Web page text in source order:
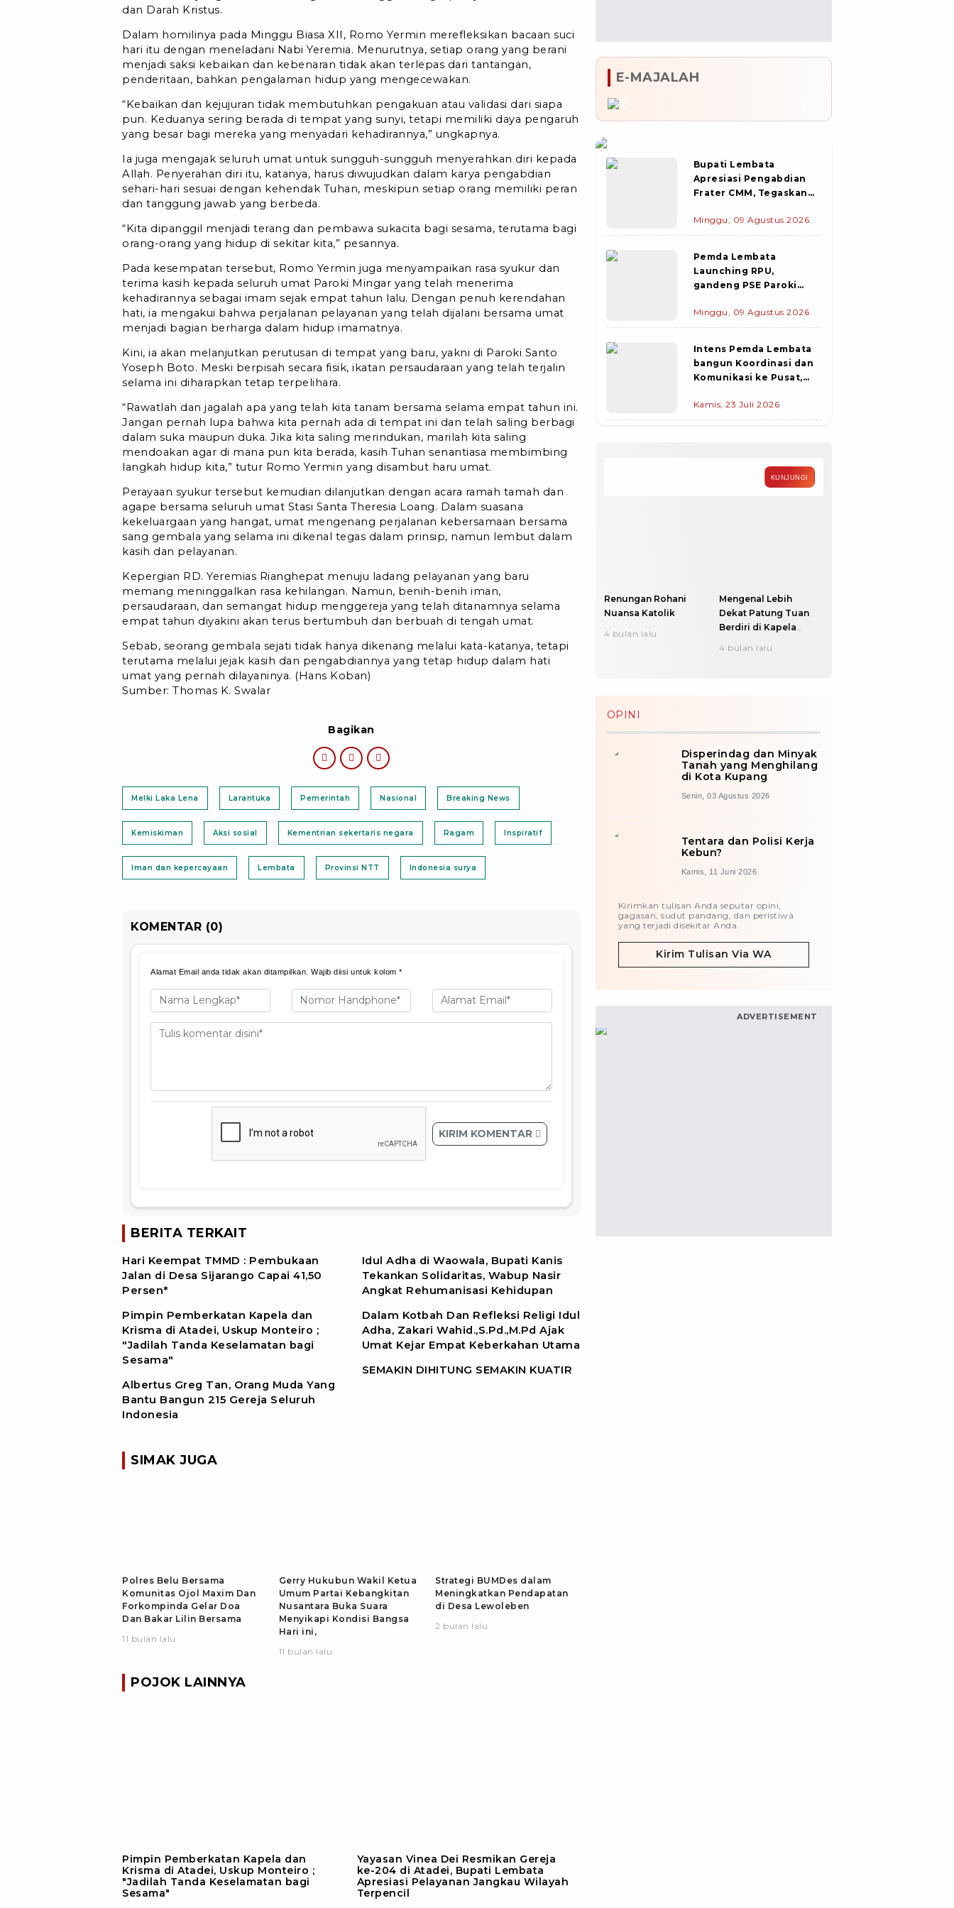
dan Darah Kristus.
Dalam homilinya pada Minggu Biasa XII, Romo Yermin merefleksikan bacaan suci
hari itu dengan meneladani Nabi Yeremia. Menurutnya, setiap orang yang berani
menjadi saksi kebaikan dan kebenaran tidak akan terlepas dari tantangan,
penderitaan, bahkan pengalaman hidup yang mengecewakan.
“Kebaikan dan kejujuran tidak membutuhkan pengakuan atau validasi dari siapa
pun. Keduanya sering berada di tempat yang sunyi, tetapi memiliki daya pengaruh
yang besar bagi mereka yang menyadari kehadirannya,” ungkapnya.
Ia juga mengajak seluruh umat untuk sungguh-sungguh menyerahkan diri kepada
Allah. Penyerahan diri itu, katanya, harus diwujudkan dalam karya pengabdian
sehari-hari sesuai dengan kehendak Tuhan, meskipun setiap orang memiliki peran
dan tanggung jawab yang berbeda.
“Kita dipanggil menjadi terang dan pembawa sukacita bagi sesama, terutama bagi
orang-orang yang hidup di sekitar kita,” pesannya.
Pada kesempatan tersebut, Romo Yermin juga menyampaikan rasa syukur dan
terima kasih kepada seluruh umat Paroki Mingar yang telah menerima
kehadirannya sebagai imam sejak empat tahun lalu. Dengan penuh kerendahan
hati, ia mengakui bahwa perjalanan pelayanan yang telah dijalani bersama umat
menjadi bagian berharga dalam hidup imamatnya.
Kini, ia akan melanjutkan perutusan di tempat yang baru, yakni di Paroki Santo
Yoseph Boto. Meski berpisah secara fisik, ikatan persaudaraan yang telah terjalin
selama ini diharapkan tetap terpelihara.
“Rawatlah dan jagalah apa yang telah kita tanam bersama selama empat tahun ini.
Jangan pernah lupa bahwa kita pernah ada di tempat ini dan telah saling berbagi
dalam suka maupun duka. Jika kita saling merindukan, marilah kita saling
mendoakan agar di mana pun kita berada, kasih Tuhan senantiasa membimbing
langkah hidup kita,” tutur Romo Yermin yang disambut haru umat.
Perayaan syukur tersebut kemudian dilanjutkan dengan acara ramah tamah dan
agape bersama seluruh umat Stasi Santa Theresia Loang. Dalam suasana
kekeluargaan yang hangat, umat mengenang perjalanan kebersamaan bersama
sang gembala yang selama ini dikenal tegas dalam prinsip, namun lembut dalam
kasih dan pelayanan.
Kepergian RD. Yeremias Rianghepat menuju ladang pelayanan yang baru
memang meninggalkan rasa kehilangan. Namun, benih-benih iman,
persaudaraan, dan semangat hidup menggereja yang telah ditanamnya selama
empat tahun diyakini akan terus bertumbuh dan berbuah di tengah umat.
Sebab, seorang gembala sejati tidak hanya dikenang melalui kata-katanya, tetapi
terutama melalui jejak kasih dan pengabdiannya yang tetap hidup dalam hati
umat yang pernah dilayaninya. (Hans Koban)
Sumber: Thomas K. Swalar
Bagikan
Melki Laka Lena Larantuka Pemerintah Nasional Breaking News
Kemiskiman Aksi sosial Kementrian sekertaris negara Ragam Inspiratif
Iman dan kepercayaan Lembata Provinsi NTT Indonesia surya
KOMENTAR (0)
Alamat Email anda tidak akan ditampilkan. Wajib diisi untuk kolom *
KIRIM KOMENTAR
BERITA TERKAIT
Hari Keempat TMMD : Pembukaan
Jalan di Desa Sijarango Capai 41,50
Persen*
Pimpin Pemberkatan Kapela dan
Krisma di Atadei, Uskup Monteiro ;
"Jadilah Tanda Keselamatan bagi
Sesama"
Albertus Greg Tan, Orang Muda Yang
Bantu Bangun 215 Gereja Seluruh
Indonesia
Idul Adha di Waowala, Bupati Kanis
Tekankan Solidaritas, Wabup Nasir
Angkat Rehumanisasi Kehidupan
Dalam Kotbah Dan Refleksi Religi Idul
Adha, Zakari Wahid.,S.Pd.,M.Pd Ajak
Umat Kejar Empat Keberkahan Utama
SEMAKIN DIHITUNG SEMAKIN KUATIR
SIMAK JUGA
Polres Belu Bersama
Komunitas Ojol Maxim Dan
Forkompinda Gelar Doa
Dan Bakar Lilin Bersama
11 bulan lalu
Gerry Hukubun Wakil Ketua
Umum Partai Kebangkitan
Nusantara Buka Suara
Menyikapi Kondisi Bangsa
Hari ini,
11 bulan lalu
Strategi BUMDes dalam
Meningkatkan Pendapatan
di Desa Lewoleben
2 bulan lalu
POJOK LAINNYA
Pimpin Pemberkatan Kapela dan
Krisma di Atadei, Uskup Monteiro ;
"Jadilah Tanda Keselamatan bagi
Sesama"
Yayasan Vinea Dei Resmikan Gereja
ke-204 di Atadei, Bupati Lembata
Apresiasi Pelayanan Jangkau Wilayah
Terpencil
E-MAJALAH
Bupati Lembata
Apresiasi Pengabdian
Frater CMM, Tegaskan
Membangun Peradaban
Manusia
Minggu, 09 Agustus 2026
Pemda Lembata
Launching RPU,
gandeng PSE Paroki
Hasan Yusup.,S.P
Apresiasi dan Ajak
Minggu, 09 Agustus 2026
Intens Pemda Lembata
bangun Koordinasi dan
Komunikasi ke Pusat,
Konstruksi Pelabuhan
Waijarang Tiba di
Kamis, 23 Juli 2026
KUNJUNGI
Renungan Rohani
Nuansa Katolik
4 bulan lalu
Mengenal Lebih
Dekat Patung Tuan
Berdiri di Kapela
4 bulan lalu
OPINI
Disperindag dan Minyak
Tanah yang Menghilang
di Kota Kupang
Senin, 03 Agustus 2026
Tentara dan Polisi Kerja
Kebun?
Kamis, 11 Juni 2026
Kirimkan tulisan Anda seputar opini,
gagasan, sudut pandang, dan peristiwa
yang terjadi disekitar Anda.
Kirim Tulisan Via WA
ADVERTISEMENT